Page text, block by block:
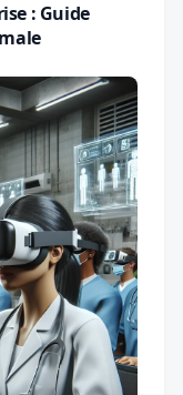
: Guide